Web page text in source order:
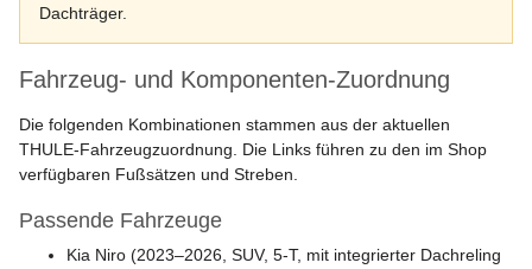
Dachträger.
Fahrzeug- und Komponenten-Zuordnung
Die folgenden Kombinationen stammen aus der aktuellen
THULE-Fahrzeugzuordnung. Die Links führen zu den im Shop
verfügbaren Fußsätzen und Streben.
Passende Fahrzeuge
Kia Niro (2023–2026, SUV, 5-T, mit integrierter Dachreling